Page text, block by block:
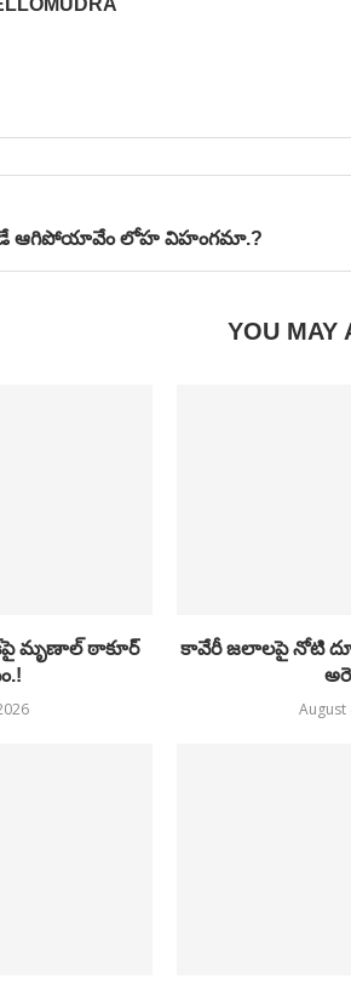
ఆగిపోయావేం లోహ విహంగమా.?
YOU MAY
మృణాల్ ఠాకూర్
కావేరీ జలాలపై నోటి
August